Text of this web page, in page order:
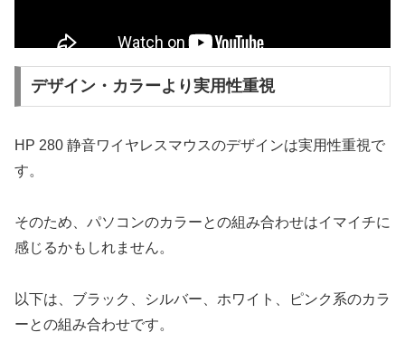
デザイン・カラーより実用性重視
HP 280 静音ワイヤレスマウスのデザインは実用性重視で
す。
そのため、パソコンのカラーとの組み合わせはイマイチに
感じるかもしれません。
以下は、ブラック、シルバー、ホワイト、ピンク系のカラ
ーとの組み合わせです。